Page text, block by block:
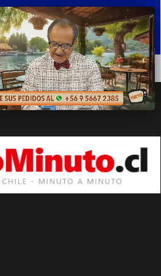
NOTICIERO POLÍTICA